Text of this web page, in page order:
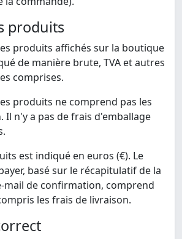
produits
produits affichés sur la boutique
de manière brute, TVA et autres
comprises.
produits ne comprend pas les
Il n'y a pas de frais d'emballage
est indiqué en euros (€). Le
basé sur le récapitulatif de la
mail de confirmation, comprend
les frais de livraison.